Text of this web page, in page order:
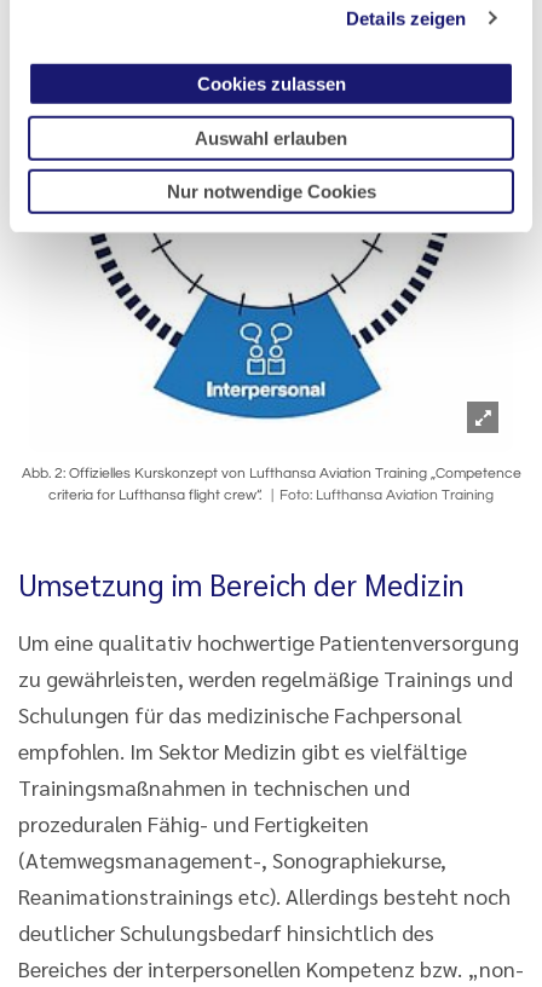
Details zeigen
Cookies zulassen
Auswahl erlauben
Nur notwendige Cookies
Abb. 2: Offizielles Kurskonzept von Lufthansa Aviation Training „Competence
criteria for Lufthansa flight crew“.
Foto: Lufthansa Aviation Training
Umsetzung im Bereich der Medizin
Um eine qualitativ hochwertige Patientenversorgung
zu gewährleisten, werden regelmäßige Trainings und
Schulungen für das medizinische Fachpersonal
empfohlen. Im Sektor Medizin gibt es vielfältige
Trainingsmaßnahmen in technischen und
prozeduralen Fähig- und Fertigkeiten
(Atemwegsmanagement-, Sonographiekurse,
Reanimationstrainings etc). Allerdings besteht noch
deutlicher Schulungsbedarf hinsichtlich des
Bereiches der interpersonellen Kompetenz bzw. „non-